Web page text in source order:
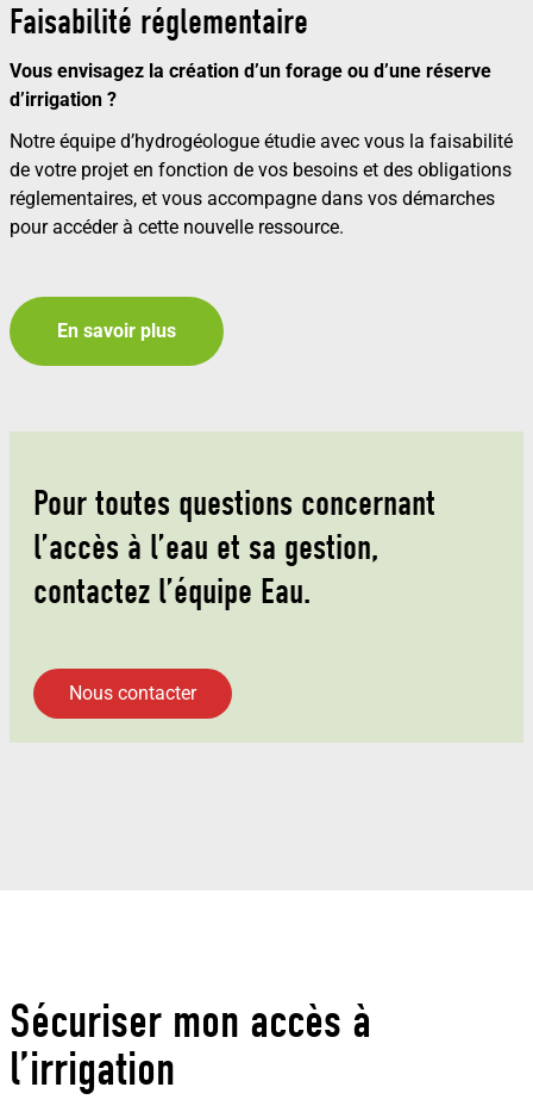
Faisabilité réglementaire
Vous envisagez la création d’un forage ou d’une réserve
d’irrigation ?
Notre équipe d’hydrogéologue étudie avec vous la faisabilité
de votre projet en fonction de vos besoins et des obligations
réglementaires, et vous accompagne dans vos démarches
pour accéder à cette nouvelle ressource.
En savoir plus
Pour toutes questions concernant
l’accès à l’eau et sa gestion,
contactez l’équipe Eau.
Nous contacter
Sécuriser mon accès à
l’irrigation